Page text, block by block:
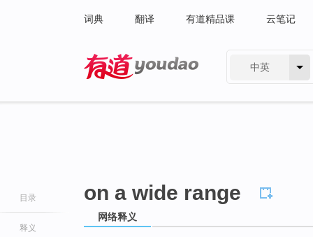
词典 翻译 有道精品课 云笔记
中英
目录
释义
on a wide range
网络释义